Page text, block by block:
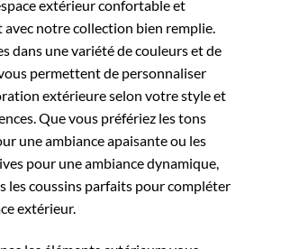
extérieur confortable et
avec notre collection bien remplie.
dans une variété de couleurs et de
permettent de personnaliser
extérieure selon votre style et
Que vous préfériez les tons
une ambiance apaisante ou les
pour une ambiance dynamique,
les coussins parfaits pour compléter
extérieur.